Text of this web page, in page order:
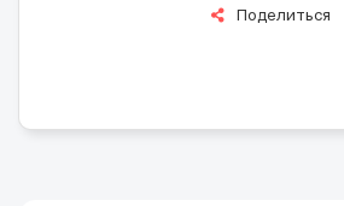
Поделиться